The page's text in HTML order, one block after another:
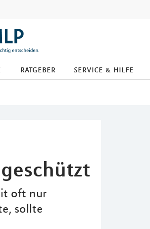
ratgeber service & hilfe
oft nur
sollte